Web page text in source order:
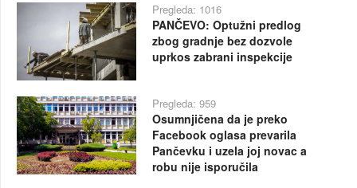
Pregleda: 1016
PANČEVO: Optužni predlog
zbog gradnje bez dozvole
uprkos zabrani inspekcije
Pregleda: 959
Osumnjičena da je preko
Facebook oglasa prevarila
Pančevku i uzela joj novac a
robu nije isporučila